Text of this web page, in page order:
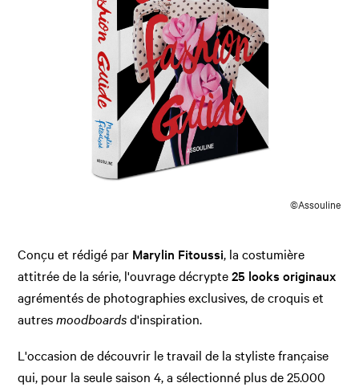
©Assouline
Conçu et rédigé par Marylin Fitoussi, la costumière
attitrée de la série, l'ouvrage décrypte25 looks originaux
agrémentés de photographies exclusives, de croquis et
autresmoodboardsd'inspiration.
L'occasion de découvrir le travail de la styliste française
qui, pour la seule saison 4, a sélectionné plus de 25.000